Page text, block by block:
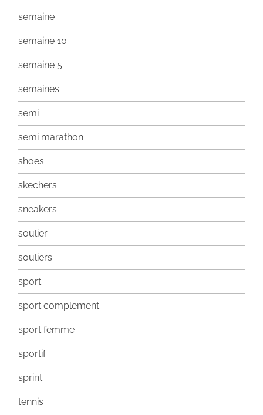
semaine
semaine 10
semaine 5
semaines
semi
semi marathon
shoes
skechers
sneakers
soulier
souliers
sport
sport complement
sport femme
sportif
sprint
tennis